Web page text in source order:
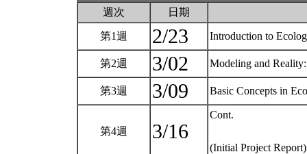
週次 日期
第1週 2/23 Introduction to
第2週 3/02 Modeling and
第3週 3/09 Basic Concepts in
第4週 3/16
Cont.
(Initial Project